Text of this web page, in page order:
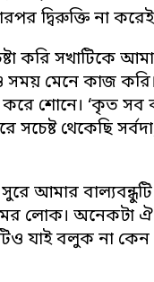
না করেই
করি সখাটিকে
মেনে কাজ
করে শোনে। ‘কৃত
থেকেছি
আমার
লোক। অনেকটা
যাই বলুক না